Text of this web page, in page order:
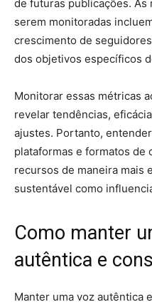
de futuras publicações.
serem monitoradas
crescimento de
dos objetivos específicos
Monitorar essas métricas
revelar tendências,
ajustes. Portanto,
plataformas e formatos de
recursos de maneira mais
sustentável como
Como manter
autêntica e
Manter uma voz autêntica